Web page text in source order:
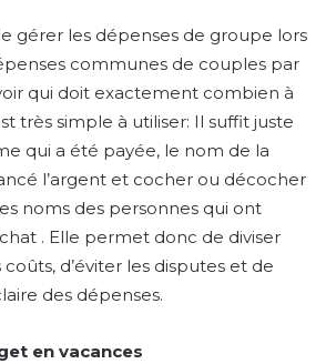
gérer les dépenses de groupe lors
communes de couples par
qui doit exactement combien à
très simple à utiliser: Il suffit juste
qui a été payée, le nom de la
l’argent et cocher ou décocher
noms des personnes qui ont
. Elle permet donc de diviser
d’éviter les disputes et de
des dépenses.
en vacances